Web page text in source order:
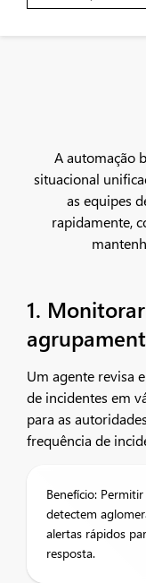
A automação
situacional
as equipes
rapidamente,
1.
Um agente revisa
de incidentes em
para as
frequência de
Benefício:
detectem
alertas rápidos
resposta.